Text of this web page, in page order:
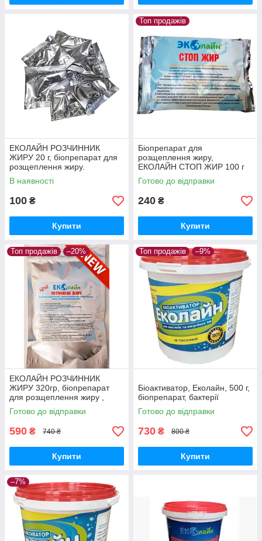
ЕКОЛАЙН РОЗЧИННИК
ЖИРУ 20 г, біопрепарат для
розщеплення жиру.
В наявності
100 ₴
Купити
Топ продажів
Біопрепарат для
розщеплення жиру,
ЕКОЛАЙН СТОП ЖИР 100 г
Готово до відправки
240 ₴
Купити
Топ продажів –20%
ЕКОЛАЙН РОЗЧИННИК
ЖИРУ 320гр, біопрепарат
для розщеплення жиру ,
Готово до відправки
590 ₴ 740 ₴
Купити
Топ продажів –9%
Біоактиватор, Еколайн, 500 г,
біопрепарат, бактерії
Готово до відправки
730 ₴ 800 ₴
Купити
–7%